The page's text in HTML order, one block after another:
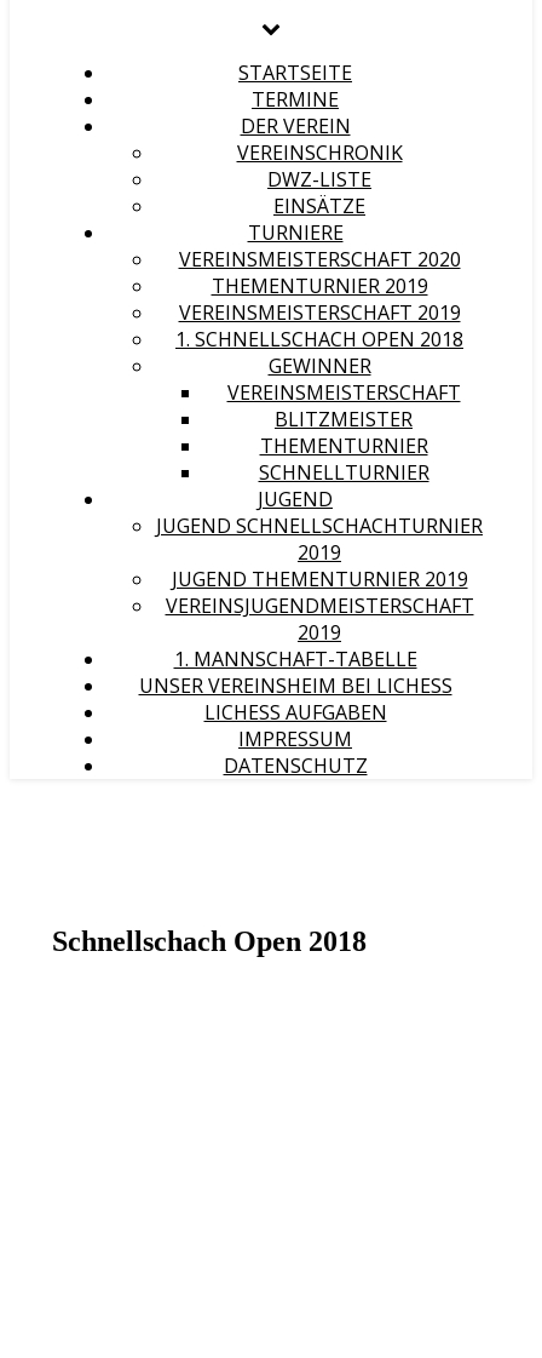
STARTSEITE
TERMINE
DER VEREIN
VEREINSCHRONIK
DWZ-LISTE
EINSÄTZE
TURNIERE
VEREINSMEISTERSCHAFT 2020
THEMENTURNIER 2019
VEREINSMEISTERSCHAFT 2019
1. SCHNELLSCHACH OPEN 2018
GEWINNER
VEREINSMEISTERSCHAFT
BLITZMEISTER
THEMENTURNIER
SCHNELLTURNIER
JUGEND
JUGEND SCHNELLSCHACHTURNIER
2019
JUGEND THEMENTURNIER 2019
VEREINSJUGENDMEISTERSCHAFT
2019
1. MANNSCHAFT-TABELLE
UNSER VEREINSHEIM BEI LICHESS
LICHESS AUFGABEN
IMPRESSUM
DATENSCHUTZ
Schnellschach Open 2018